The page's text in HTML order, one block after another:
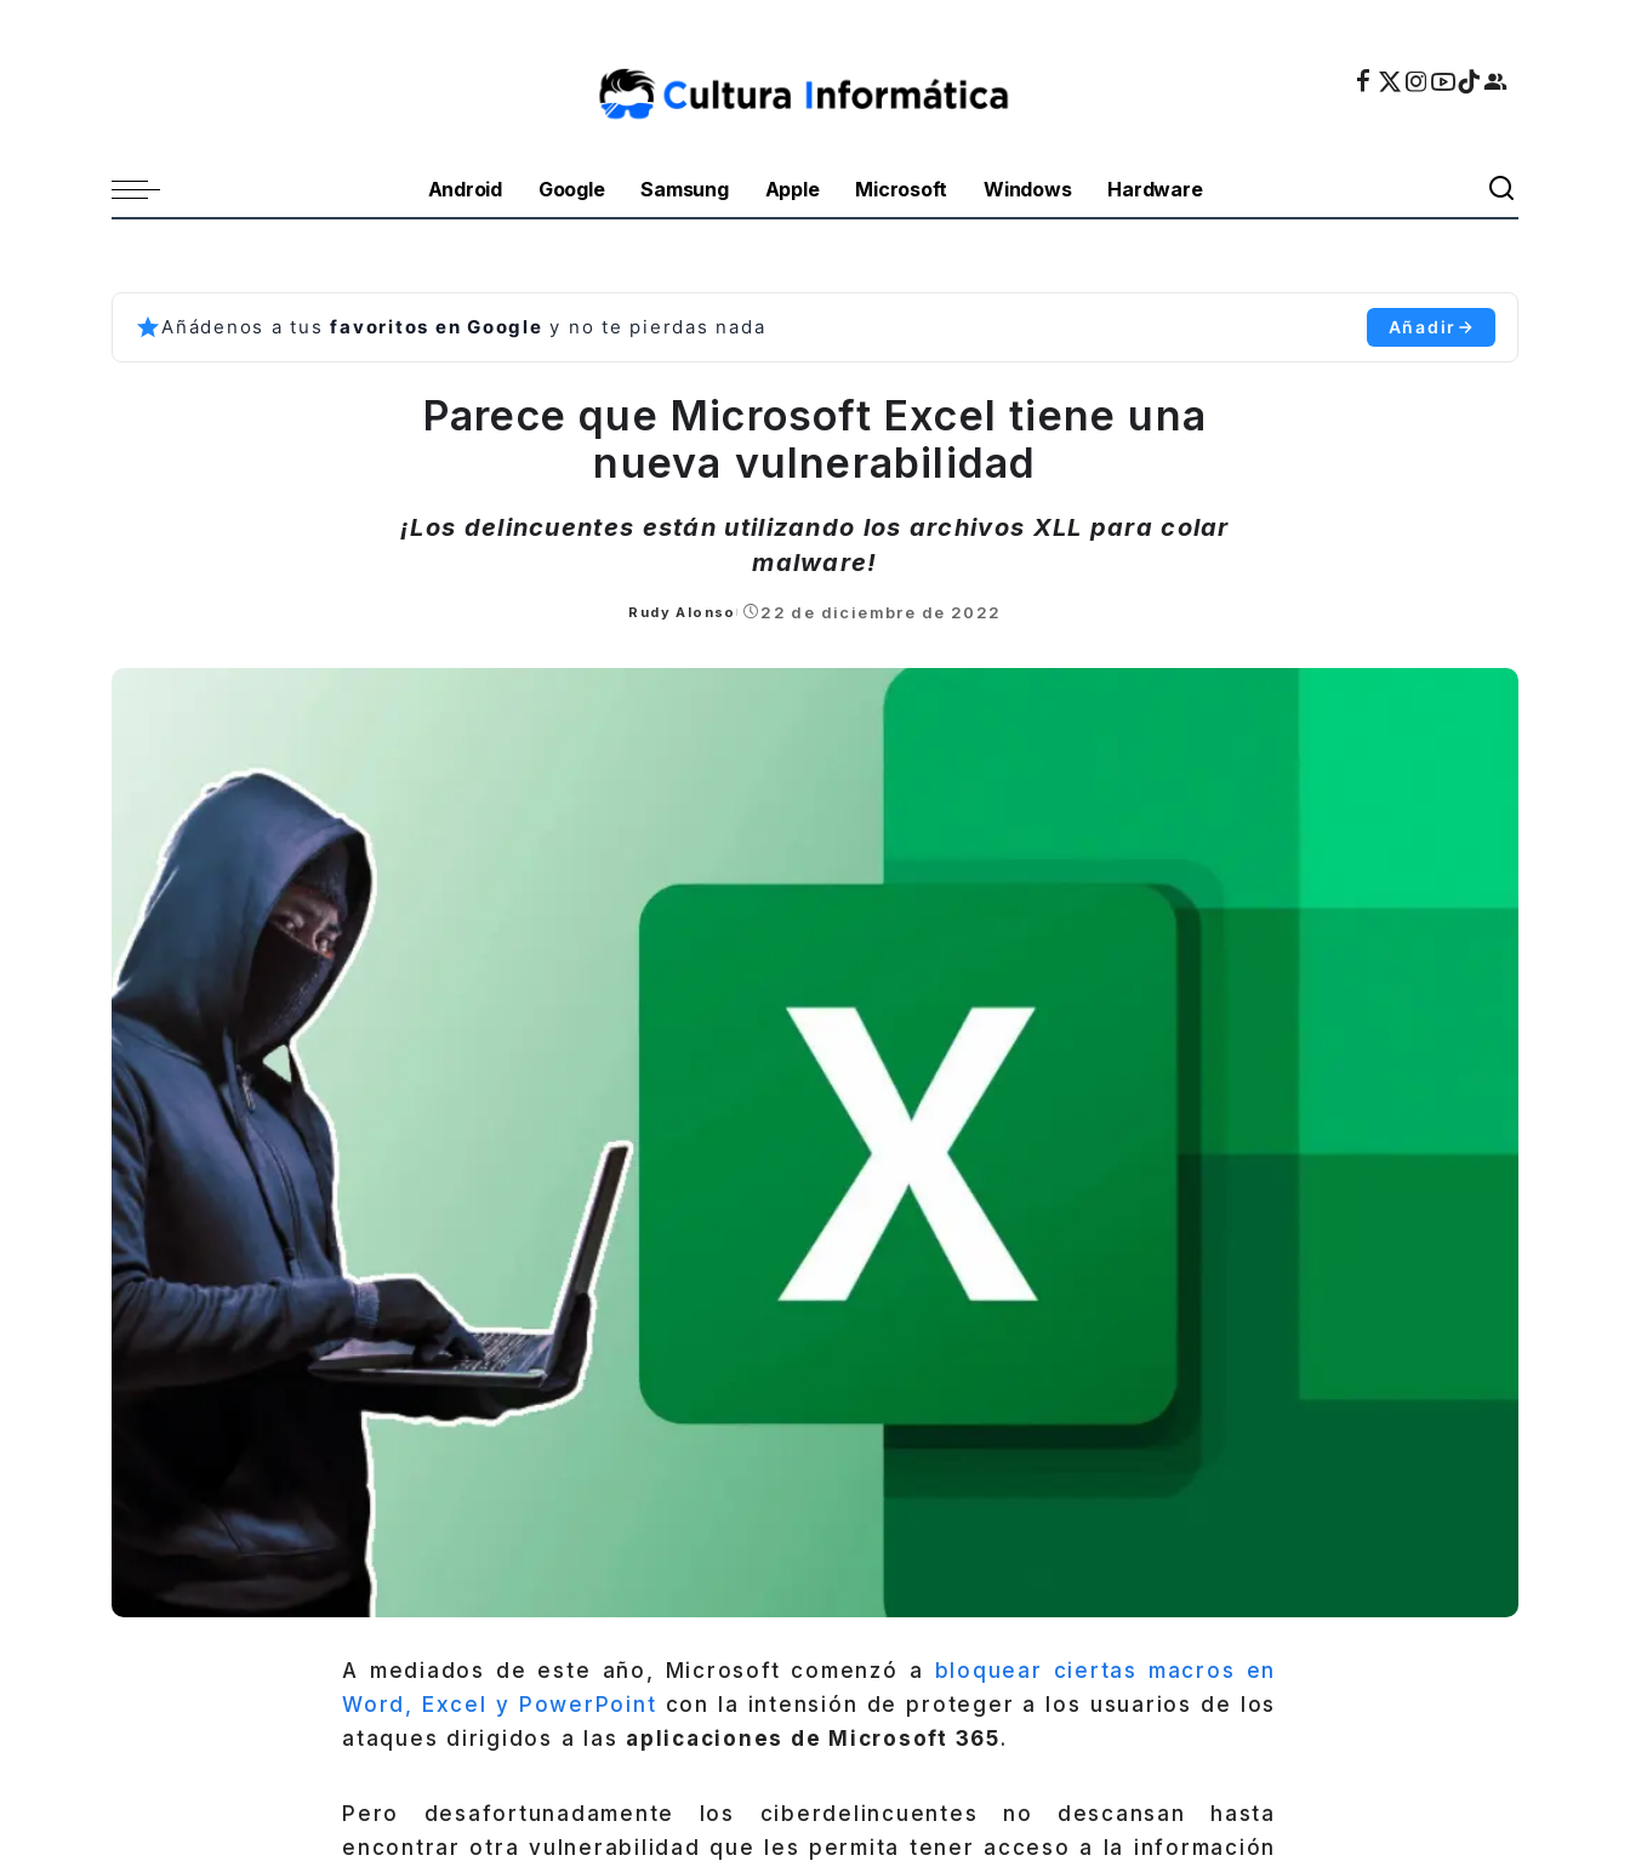
Android Google Samsung Apple Microsoft Windows Hardware
Añádenos a tusfavoritos en Google y no te pierdas nada Añadir
Parece que Microsoft Excel tiene una
nueva vulnerabilidad
¡Los delincuentes están utilizando los archivos XLL para colar
malware!
Posted
Rudy Alonso 22 de diciembre de 2022
A mediados de este año, Microsoft comenzó a
bloquear ciertas macros en
Word, Excel y PowerPoint con la intensión de proteger a los usuarios de los
ataques dirigidos a las aplicaciones de Microsoft 365.
Pero desafortunadamente los ciberdelincuentes no descansan hasta
encontrar otra vulnerabilidad que les permita tener acceso a la información